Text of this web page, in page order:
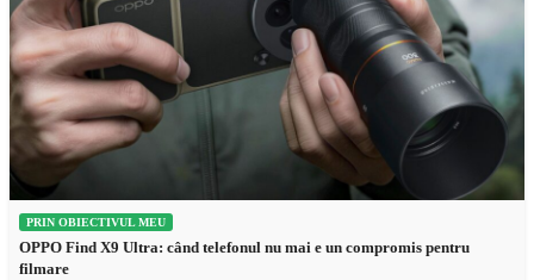
PRIN OBIECTIVUL MEU
OPPO Find X9 Ultra: când telefonul nu mai e un compromis pentru
filmare